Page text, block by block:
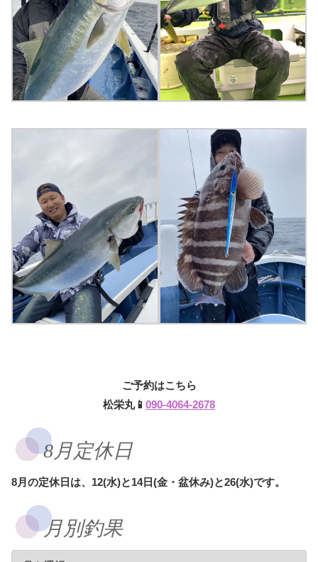
ご予約はこちら
松栄丸📱 090-4064-2678
8月定休日
8月の定休日は、12(水)と14日(金・盆休み)と26(水)です。
月別釣果